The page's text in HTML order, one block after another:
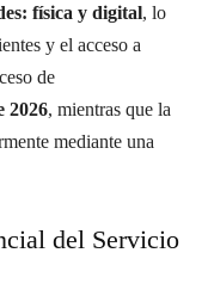
física y digital, lo
y el acceso a
de
2026, mientras que la
mediante una
del Servicio